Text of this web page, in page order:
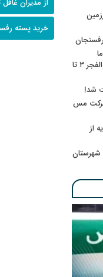
ننشسته»/ روایت محمد جعفرپور از والفجر ۳ تا
شد!
شرکت مس
از
شهرستان
از مدیران
خرید پسته